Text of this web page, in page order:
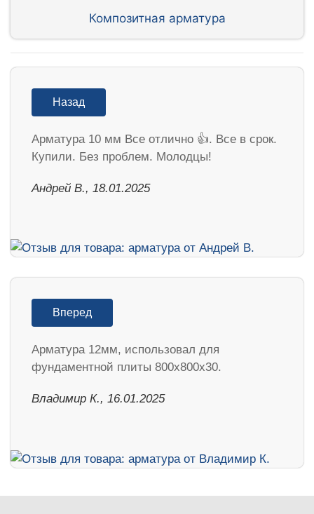
Композитная арматура
Назад
Арматура 10 мм Все отлично 👍. Все в срок.
Купили. Без проблем. Молодцы!
Андрей В., 18.01.2025
Вперед
Арматура 12мм, использовал для
фундаментной плиты 800х800х30.
Владимир К., 16.01.2025